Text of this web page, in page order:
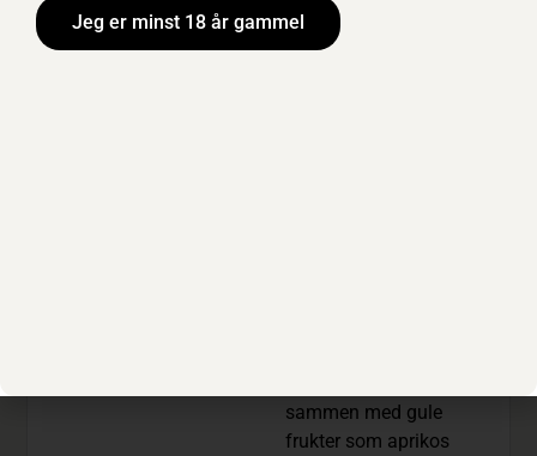
Etoile er en lyserosa
rosé laget
sammen med gule
frukter som aprikos
Jeg er minst 18 år gammel